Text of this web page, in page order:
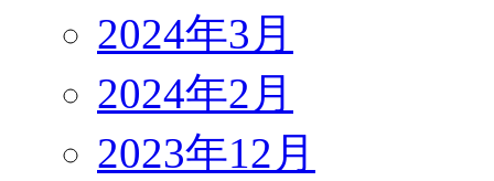
2024年3月
2024年2月
2023年12月